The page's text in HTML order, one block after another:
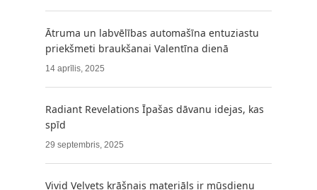
Ātruma un labvēlības automašīna entuziastu
priekšmeti braukšanai Valentīna dienā
14 aprīlis, 2025
Radiant Revelations Īpašas dāvanu idejas, kas
spīd
29 septembris, 2025
Vivid Velvets krāšņais materiāls ir mūsdienu